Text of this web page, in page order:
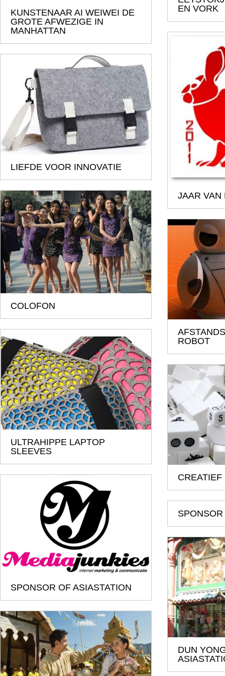
EN VORK
KUNSTENAAR AI WEIWEI DE
GROTE AFWEZIGE IN
MANHATTAN
JAAR VAN
LIEFDE VOOR INNOVATIE
COLOFON
ROBOT
ULTRAHIPPE LAPTOP
SLEEVES
SPONSOR OF ASIASTATION
DUN